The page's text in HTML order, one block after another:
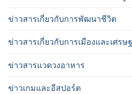
ข่าวสารเกี่ยวกับการพัฒนาชีวิต
ข่าวสารเกี่ยวกับการเมืองและเศรษ
ข่าวสารแวดวงอาหาร
ข่าวเกมและอีสปอร์ต